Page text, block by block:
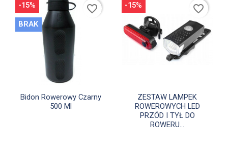
 Szybki podgląd
Bidon Rowerowy Czarny
500 Ml
-15%
BRAK
favorite_border
Szybki podgląd
ZESTAW LAMPEK
ROWEROWYCH LED
PRZÓD I TYŁ DO
ROWERU...
-15% favorite_border